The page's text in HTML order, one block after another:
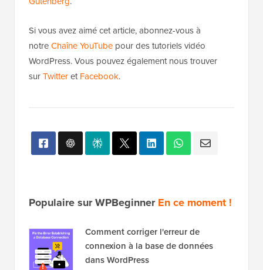
Si vous avez aimé cet article, abonnez-vous à
notreChaîne YouTube pour des tutoriels vidéo
WordPress. Vous pouvez également nous trouver
surTwitteretFacebook.
Populaire sur WPBeginnerEn ce moment !
Comment corriger l'erreur de
connexion à la base de données
dans WordPress